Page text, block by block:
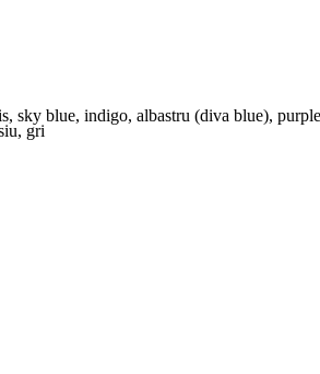
, sky blue, indigo, albastru (diva blue), purple
, gri